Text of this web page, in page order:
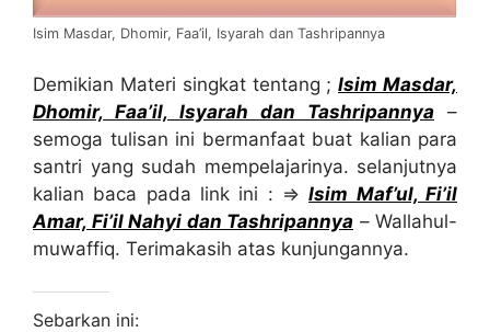
Isim Masdar, Dhomir, Faa’il, Isyarah dan Tashripannya
Demikian Materi singkat tentang ;Isim Masdar,
Dhomir, Faa’il, Isyarah dan Tashripannya –
semoga tulisan ini bermanfaat buat kalian para
santri yang sudah mempelajarinya. selanjutnya
kalian baca pada link ini : ⇒Isim Maf’ul, Fi’il
Amar, Fi’il Nahyi dan Tashripannya – Wallahul-
muwaffiq. Terimakasih atas kunjungannya.
Sebarkan ini: